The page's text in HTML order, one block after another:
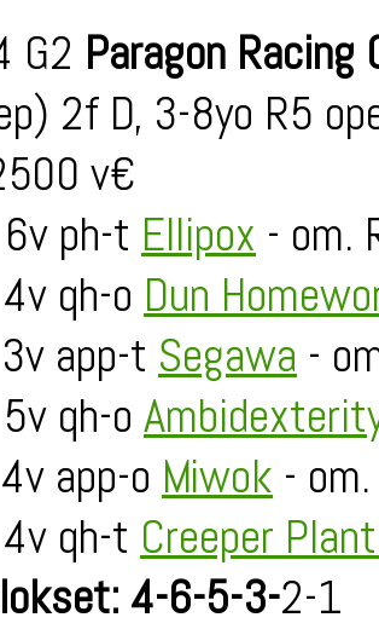
G2 Paragon Racing
2f D, 3-8yo R5
v€
ph-t Ellipox - om.
qh-o Dun
app-t Segawa -
qh-o
app-o Miwok -
qh-t Creeper
4-6-5-3-2-1